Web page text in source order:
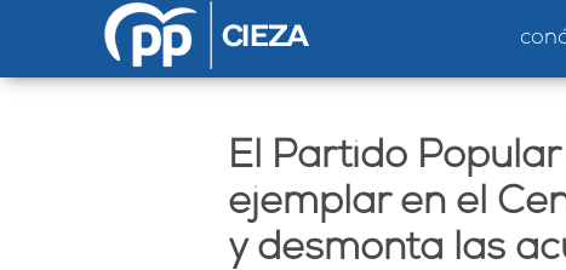
Pasar al contenido principal
El Partido
ejemplar en el
y desmonta las